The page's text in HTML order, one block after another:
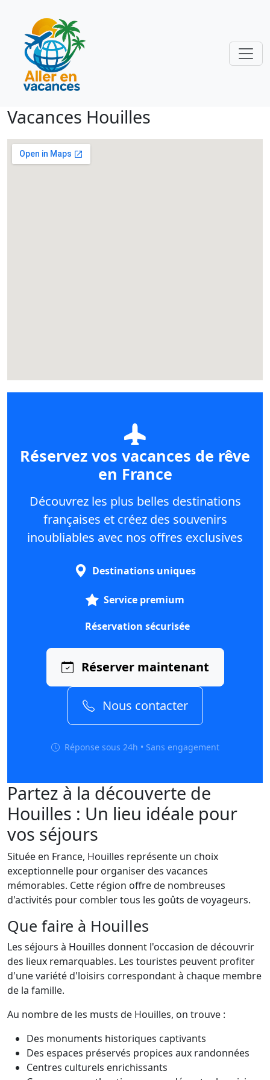
Vacances Houilles
Réservez vos vacances de rêve
en France
Découvrez les plus belles destinations
françaises et créez des souvenirs
inoubliables avec nos offres exclusives
Destinations uniques
Service premium
Réservation sécurisée
Réserver maintenant
Nous contacter
Réponse sous 24h • Sans engagement
Partez à la découverte de
Houilles : Un lieu idéale pour
vos séjours
Située en France, Houilles représente un choix
exceptionnelle pour organiser des vacances
mémorables. Cette région offre de nombreuses
d'activités pour combler tous les goûts de voyageurs.
Que faire à Houilles
Les séjours à Houilles donnent l'occasion de découvrir
des lieux remarquables. Les touristes peuvent profiter
d'une variété d'loisirs correspondant à chaque membre
de la famille.
Au nombre de les musts de Houilles, on trouve :
Des monuments historiques captivants
Des espaces préservés propices aux randonnées
Centres culturels enrichissants